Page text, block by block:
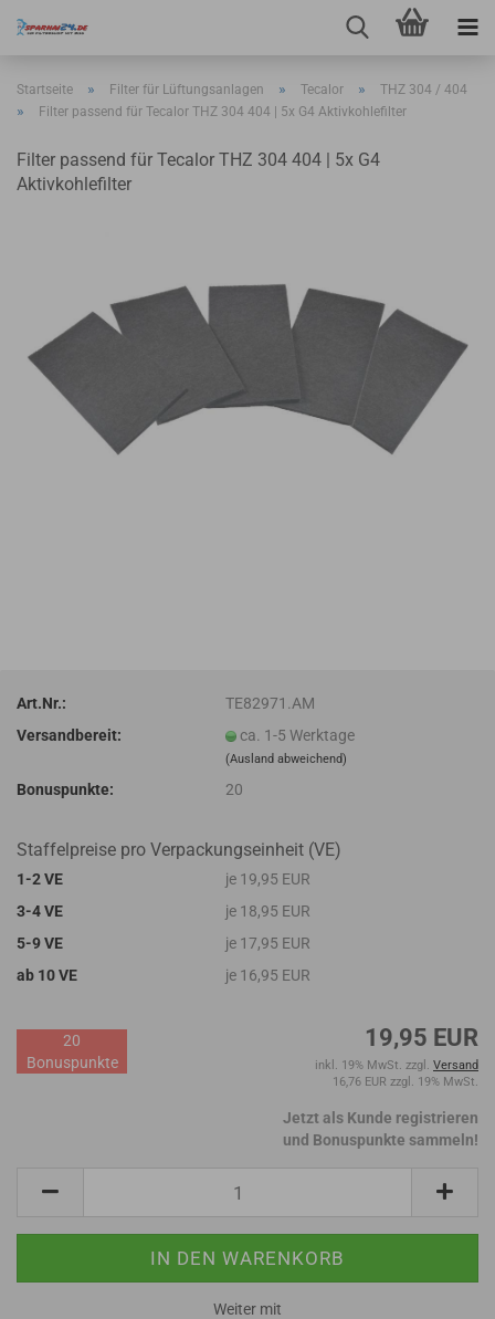
Startseite » Filter für Lüftungsanlagen » Tecalor » THZ 304 / 404
» Filter passend für Tecalor THZ 304 404 | 5x G4 Aktivkohlefilter
Filter passend für Tecalor THZ 304 404 | 5x G4
Aktivkohlefilter
Art.Nr.:
TE82971.AM
Versandbereit:
ca. 1-5 Werktage
(Ausland abweichend)
Bonuspunkte: 20
Staffelpreise pro Verpackungseinheit (VE)
1-2 VE
je 19,95 EUR
3-4 VE
je 18,95 EUR
5-9 VE
je 17,95 EUR
ab 10 VE
je 16,95 EUR
19,95 EUR
inkl. 19% MwSt. zzgl. Versand
16,76 EUR zzgl. 19% MwSt.
20
Bonuspunkte
Jetzt als Kunde registrieren
und Bonuspunkte sammeln!
Weiter mit